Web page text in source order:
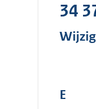
34
E